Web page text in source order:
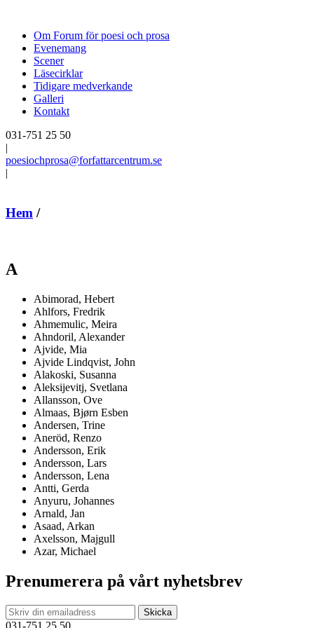
Om Forum för poesi och prosa
Evenemang
Scener
Läsecirklar
Tidigare medverkande
Galleri
Kontakt
031-751 25 50
|
poesiochprosa@forfattarcentrum.se
|
Hem /
A
Abimorad, Hebert
Ahlfors, Fredrik
Ahmemulic, Meira
Ahndoril, Alexander
Ajvide, Mia
Ajvide Lindqvist, John
Alakoski, Susanna
Aleksijevitj, Svetlana
Allansson, Ove
Almaas, Bjørn Esben
Andersen, Trine
Aneröd, Renzo
Andersson, Erik
Andersson, Lars
Andersson, Lena
Antti, Gerda
Anyuru, Johannes
Arnald, Jan
Asaad, Arkan
Axelsson, Majgull
Azar, Michael
Prenumerera på vårt nyhetsbrev
031-751 25 50